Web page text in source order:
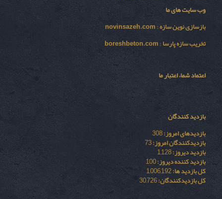
وب سایت های ما
بازسازی نوين سازه:
novinsazeh.com
تخریب سازه پارسا:
boreshbeton.com
اعتماد شما، اعتبار ما
بازدید کنندگان
بازدیدهای امروز:308
بازدیدکنندگان امروز:73
بازدید دیروز:1,128
بازدید کننده دیروز:100
کل بازدید ها:1,006,192
کل بازدیدکنند‌گان:30,726